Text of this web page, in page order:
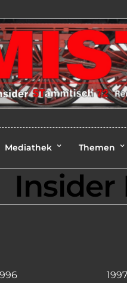
Mediathek Themen
Insider
1997